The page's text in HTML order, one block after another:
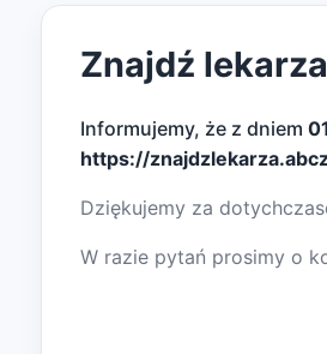
Znajdź lekarza
Informujemy, że z dniem
https://
Dziękujemy za
W razie pytań prosimy o